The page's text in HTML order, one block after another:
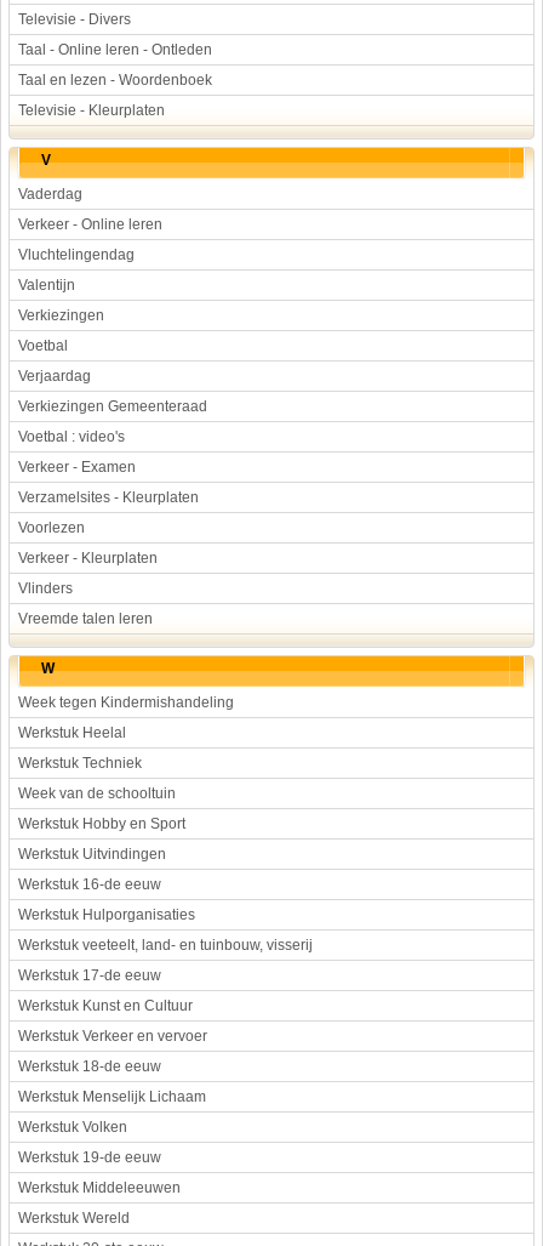
Televisie - Divers
Taal - Online leren - Ontleden
Taal en lezen - Woordenboek
Televisie - Kleurplaten
V
Vaderdag
Verkeer - Online leren
Vluchtelingendag
Valentijn
Verkiezingen
Voetbal
Verjaardag
Verkiezingen Gemeenteraad
Voetbal : video's
Verkeer - Examen
Verzamelsites - Kleurplaten
Voorlezen
Verkeer - Kleurplaten
Vlinders
Vreemde talen leren
W
Week tegen Kindermishandeling
Werkstuk Heelal
Werkstuk Techniek
Week van de schooltuin
Werkstuk Hobby en Sport
Werkstuk Uitvindingen
Werkstuk 16-de eeuw
Werkstuk Hulporganisaties
Werkstuk veeteelt, land- en tuinbouw, visserij
Werkstuk 17-de eeuw
Werkstuk Kunst en Cultuur
Werkstuk Verkeer en vervoer
Werkstuk 18-de eeuw
Werkstuk Menselijk Lichaam
Werkstuk Volken
Werkstuk 19-de eeuw
Werkstuk Middeleeuwen
Werkstuk Wereld